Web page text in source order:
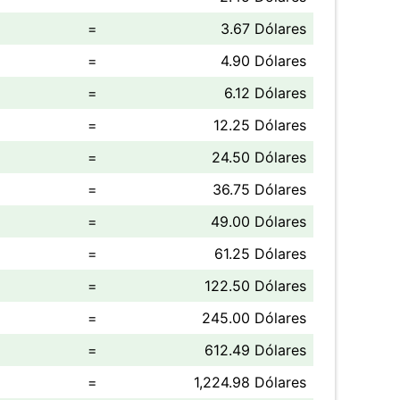
=
3.67 Dólares
=
4.90 Dólares
=
6.12 Dólares
=
12.25 Dólares
=
24.50 Dólares
=
36.75 Dólares
=
49.00 Dólares
=
61.25 Dólares
=
122.50 Dólares
=
245.00 Dólares
=
612.49 Dólares
=
1,224.98 Dólares